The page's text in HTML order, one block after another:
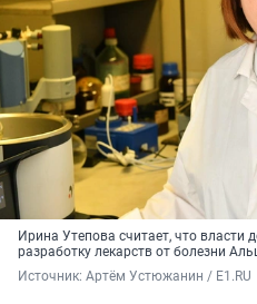
Ирина Утепова считает, что власти
разработку лекарств от болезни
Источник: Артём Устюжанин / E1.RU